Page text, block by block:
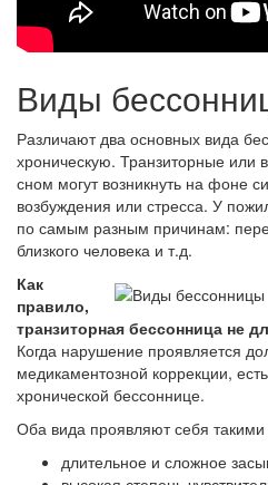
Виды
Различают два основных вида
хроническую. Транзиторные
сном могут возникнуть на фоне
возбуждения или стресса. У
по самым разным причинам:
близкого человека и т.д.
Как
правило,
транзиторная бессонница не
Когда нарушение проявляется
медикаментозной коррекции,
хронической бессоннице.
Оба вида проявляют себя
длительное и сложное